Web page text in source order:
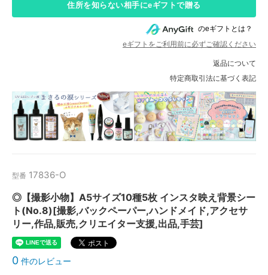
住所を知らない相手にeギフトで贈る
のeギフトとは？
eギフトをご利用前に必ずご確認ください
返品について
特定商取引法に基づく表記
型番 17836-O
◎【撮影小物】A5サイズ10種5枚 インスタ映え背景シー
ト(No.8)[撮影,バックペーパー,ハンドメイド,アクセサ
リー,作品,販売,クリエイター支援,出品,手芸]
0 件のレビュー